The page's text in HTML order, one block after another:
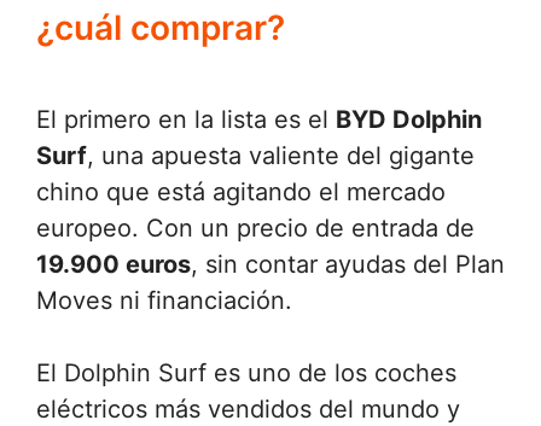
¿cuál comprar?
El primero en la lista es el BYD Dolphin
Surf, una apuesta valiente del gigante
chino que está agitando el mercado
europeo. Con un precio de entrada de
19.900 euros, sin contar ayudas del Plan
Moves ni financiación.
El Dolphin Surf es uno de los coches
eléctricos más vendidos del mundo y